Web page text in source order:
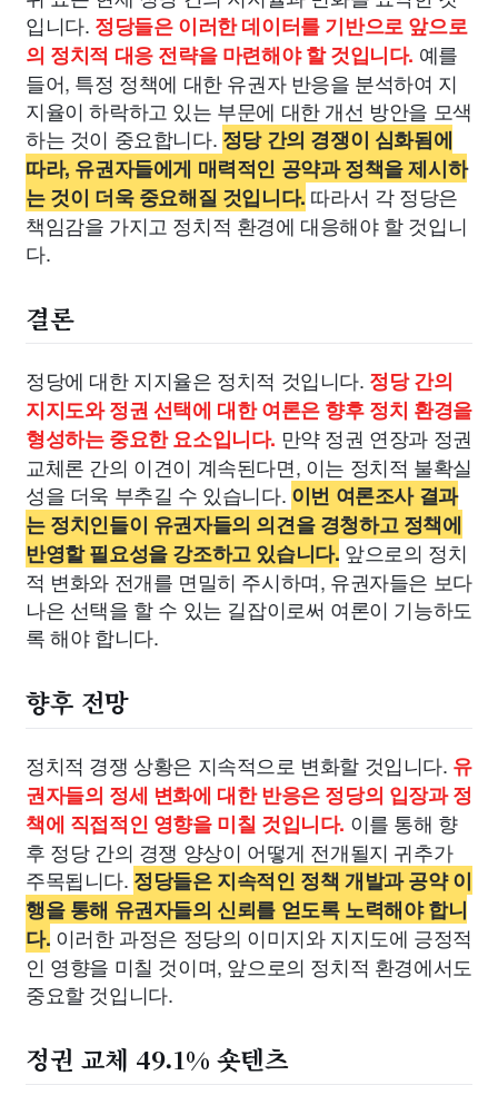
입니다. 정당들은 이러한 데이터를 기반으로 앞으로
의 정치적 대응 전략을 마련해야 할 것입니다. 예를
들어, 특정 정책에 대한 유권자 반응을 분석하여 지
지율이 하락하고 있는 부문에 대한 개선 방안을 모색
하는 것이 중요합니다. 정당 간의 경쟁이 심화됨에
따라, 유권자들에게 매력적인 공약과 정책을 제시하
는 것이 더욱 중요해질 것입니다. 따라서 각 정당은
책임감을 가지고 정치적 환경에 대응해야 할 것입니
다.
결론
정당에 대한 지지율은 정치적 것입니다. 정당 간의
지지도와 정권 선택에 대한 여론은 향후 정치 환경을
형성하는 중요한 요소입니다. 만약 정권 연장과 정권
교체론 간의 이견이 계속된다면, 이는 정치적 불확실
성을 더욱 부추길 수 있습니다. 이번 여론조사 결과
는 정치인들이 유권자들의 의견을 경청하고 정책에
반영할 필요성을 강조하고 있습니다. 앞으로의 정치
적 변화와 전개를 면밀히 주시하며, 유권자들은 보다
나은 선택을 할 수 있는 길잡이로써 여론이 기능하도
록 해야 합니다.
향후 전망
정치적 경쟁 상황은 지속적으로 변화할 것입니다. 유
권자들의 정세 변화에 대한 반응은 정당의 입장과 정
책에 직접적인 영향을 미칠 것입니다. 이를 통해 향
후 정당 간의 경쟁 양상이 어떻게 전개될지 귀추가
주목됩니다. 정당들은 지속적인 정책 개발과 공약 이
행을 통해 유권자들의 신뢰를 얻도록 노력해야 합니
다. 이러한 과정은 정당의 이미지와 지지도에 긍정적
인 영향을 미칠 것이며, 앞으로의 정치적 환경에서도
중요할 것입니다.
정권 교체 49.1% 숏텐츠